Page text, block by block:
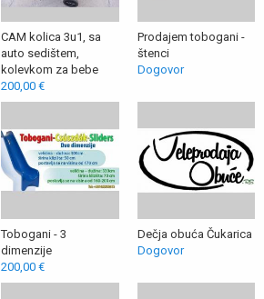
CAM kolica 3u1, sa
auto sedištem,
kolevkom za bebe
200,00 €
Prodajem tobogani -
štenci
Dogovor
Tobogani - 3
dimenzije
200,00 €
Dečja obuća Čukarica
Dogovor